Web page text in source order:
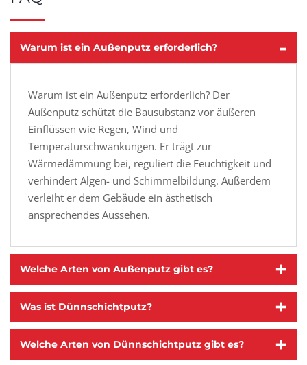
Warum ist ein Außenputz erforderlich? -
Warum ist ein Außenputz erforderlich? Der
Außenputz schützt die Bausubstanz vor äußeren
Einflüssen wie Regen, Wind und
Temperaturschwankungen. Er trägt zur
Wärmedämmung bei, reguliert die Feuchtigkeit und
verhindert Algen- und Schimmelbildung. Außerdem
verleiht er dem Gebäude ein ästhetisch
ansprechendes Aussehen.
Welche Arten von Außenputz gibt es? +
Was ist Dünnschichtputz? +
Welche Arten von Dünnschichtputz gibt es? +